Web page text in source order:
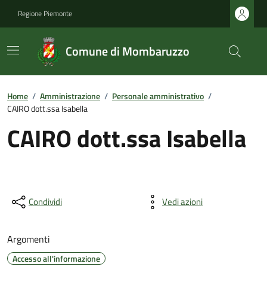
Regione Piemonte
Comune di Mombaruzzo
Home / Amministrazione / Personale amministrativo /
CAIRO dott.ssa Isabella
CAIRO dott.ssa Isabella
Condividi Vedi azioni
Argomenti
Accesso all'informazione